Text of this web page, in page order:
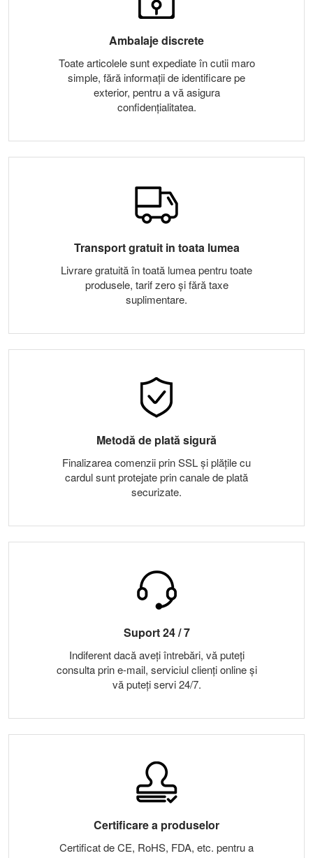
Ambalaje discrete
Toate articolele sunt expediate în cutii maro
simple, fără informații de identificare pe
exterior, pentru a vă asigura
confidențialitatea.
Transport gratuit in toata lumea
Livrare gratuită în toată lumea pentru toate
produsele, tarif zero și fără taxe
suplimentare.
Metodă de plată sigură
Finalizarea comenzii prin SSL și plățile cu
cardul sunt protejate prin canale de plată
securizate.
Suport 24 / 7
Indiferent dacă aveți întrebări, vă puteți
consulta prin e-mail, serviciul clienți online și
vă puteți servi 24/7.
Certificare a produselor
Certificat de CE, RoHS, FDA, etc. pentru a